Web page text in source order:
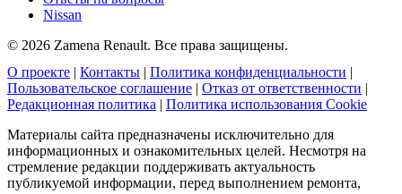
Nissan
© 2026 Zamena Renault. Все права защищены.
О проекте | Контакты | Политика конфиденциальности |
Пользовательское соглашение | Отказ от ответственности |
Редакционная политика | Политика использования Cookie
Материалы сайта предназначены исключительно для
информационных и ознакомительных целей. Несмотря на
стремление редакции поддерживать актуальность
публикуемой информации, перед выполнением ремонта,